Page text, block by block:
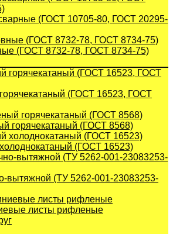
(ГОСТ 10705-80, ГОСТ 20295-
(ГОСТ 8732-78, ГОСТ 8734-75)
(ГОСТ 16523, ГОСТ
горячекатаный (ГОСТ 8568)
(ГОСТ 16523)
вытяжной (ТУ 5262-001-23083253-
листы рифленые